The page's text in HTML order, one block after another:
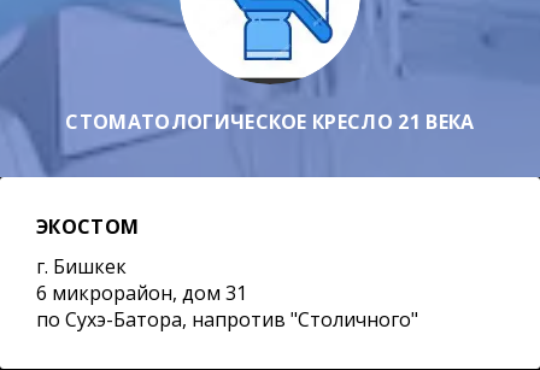
СТОМАТОЛОГИЧЕСКОЕ КРЕСЛО 21 ВЕКА
ЭКОСТОМ
г. Бишкек
6 микрорайон, дом 31
по Сухэ-Батора, напротив "Столичного"